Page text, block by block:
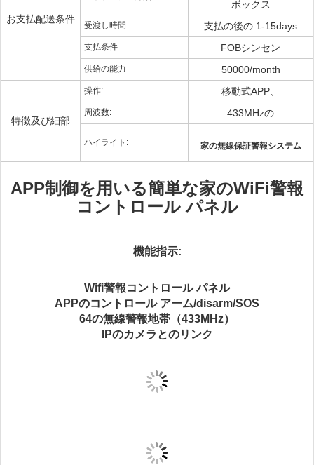
お支払配送条件
ボックス
受渡し時間 支払の後の 1-15days
支払条件 FOBシンセン
供給の能力 50000/month
特徴及び細部
操作: 移動式APP、
周波数: 433MHzの
ハイライト: 家の無線保証警報システム
APP制御を用いる簡単な家のWiFi警報
コントロール パネル
機能指示:
Wifi警報コントロール パネル
APPのコントロール アーム/disarm/SOS
64の無線警報地帯（433MHz）
IPのカメラとのリンク